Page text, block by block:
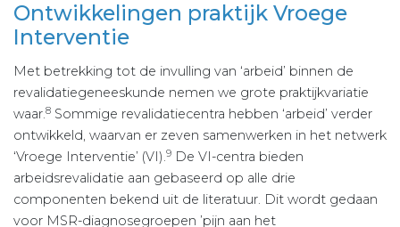
Ontwikkelingen praktijk Vroege
Interventie
Met betrekking tot de invulling van ‘arbeid’ binnen de
revalidatiegeneeskunde nemen we grote praktijkvariatie
waar.8 Sommige revalidatiecentra hebben ‘arbeid’ verder
ontwikkeld, waarvan er zeven samenwerken in het netwerk
‘Vroege Interventie’ (VI).9 De VI-centra bieden
arbeidsrevalidatie aan gebaseerd op alle drie
componenten bekend uit de literatuur. Dit wordt gedaan
voor MSR-diagnosegroepen ’pijn aan het